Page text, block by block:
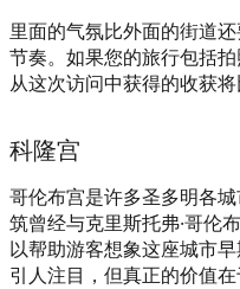
里面的气氛比外面的街道
节奏。如果您的旅行包括
从这次访问中获得的收获将
科隆宫
哥伦布宫是许多圣多明各
筑曾经与克里斯托弗·哥伦
以帮助游客想象这座城市
引人注目，但真正的价值在